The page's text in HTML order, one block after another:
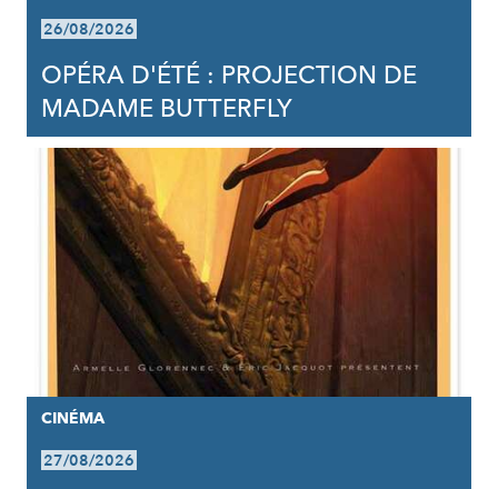
26/08/2026
OPÉRA D'ÉTÉ : PROJECTION DE
MADAME BUTTERFLY
CINÉMA
27/08/2026